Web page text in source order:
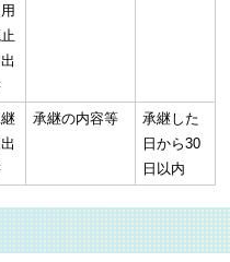
承継の内容等
承継した
日から30
日以内